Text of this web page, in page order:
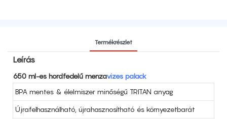
Termékrészlet
Leírás
650 ml-es hordfedelű menzavizes palack
BPA mentes & élelmiszer minőségű TRITAN anyag
Újrafelhasználható, újrahasznosítható és környezetbarát